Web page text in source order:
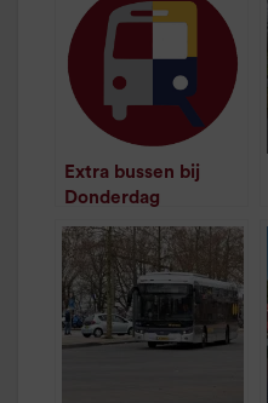
Extra bussen bij
Donderdag
Meppeldag
/ 1minuut leestijd